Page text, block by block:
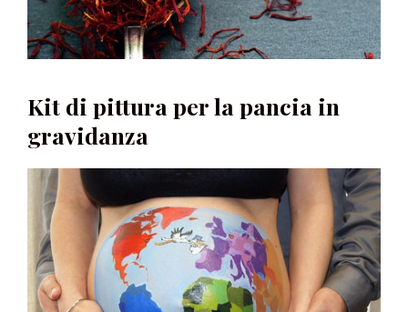
Kit di pittura per la pancia in
gravidanza